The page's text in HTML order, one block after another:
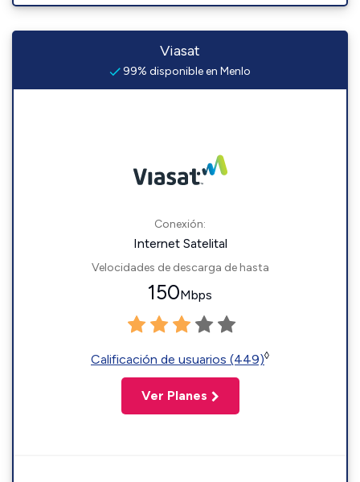
Viasat
99% disponible en Menlo
Conexión:
Internet Satelital
Velocidades de descarga de hasta
150Mbps
Calificación de usuarios (449)◊
Ver Planes